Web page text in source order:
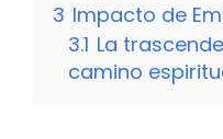
3 Impacto de
3.1 La
camino